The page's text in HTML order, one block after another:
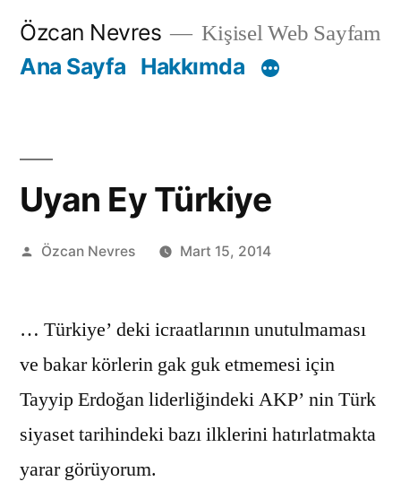
İçeriğe
Özcan Nevres Kişisel Web Sayfam
Ana Sayfa Hakkımda
Uyan Ey Türkiye
Gönderen:
Özcan Nevres Mart 15, 2014
… Türkiye’ deki icraatlarının unutulmaması
ve bakar körlerin gak guk etmemesi için
Tayyip Erdoğan liderliğindeki AKP’ nin Türk
siyaset tarihindeki bazı ilklerini hatırlatmakta
yarar görüyorum.